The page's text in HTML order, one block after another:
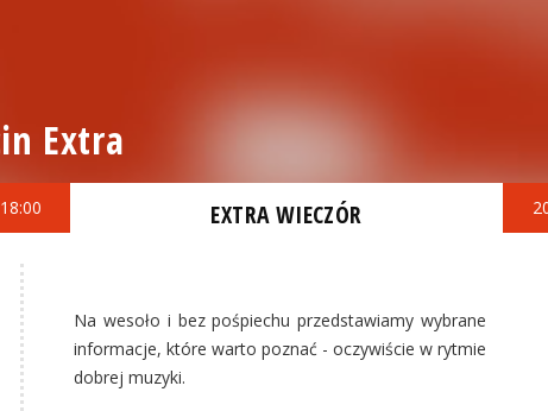
Extra
18:00 EXTRA WIECZÓR
Na wesoło i bez pośpiechu przedstawiamy wybrane
informacje, które warto poznać - oczywiście w rytmie
dobrej muzyki.